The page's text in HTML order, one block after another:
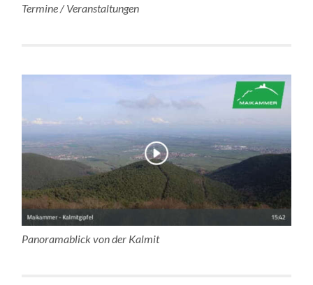
Termine / Veranstaltungen
Panoramablick von der Kalmit